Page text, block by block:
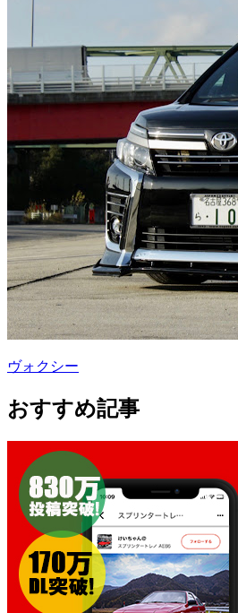
ヴォクシー
おすすめ記事